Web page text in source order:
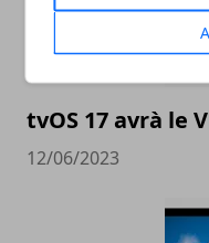
tvOS 17 avrà le
12/06/2023